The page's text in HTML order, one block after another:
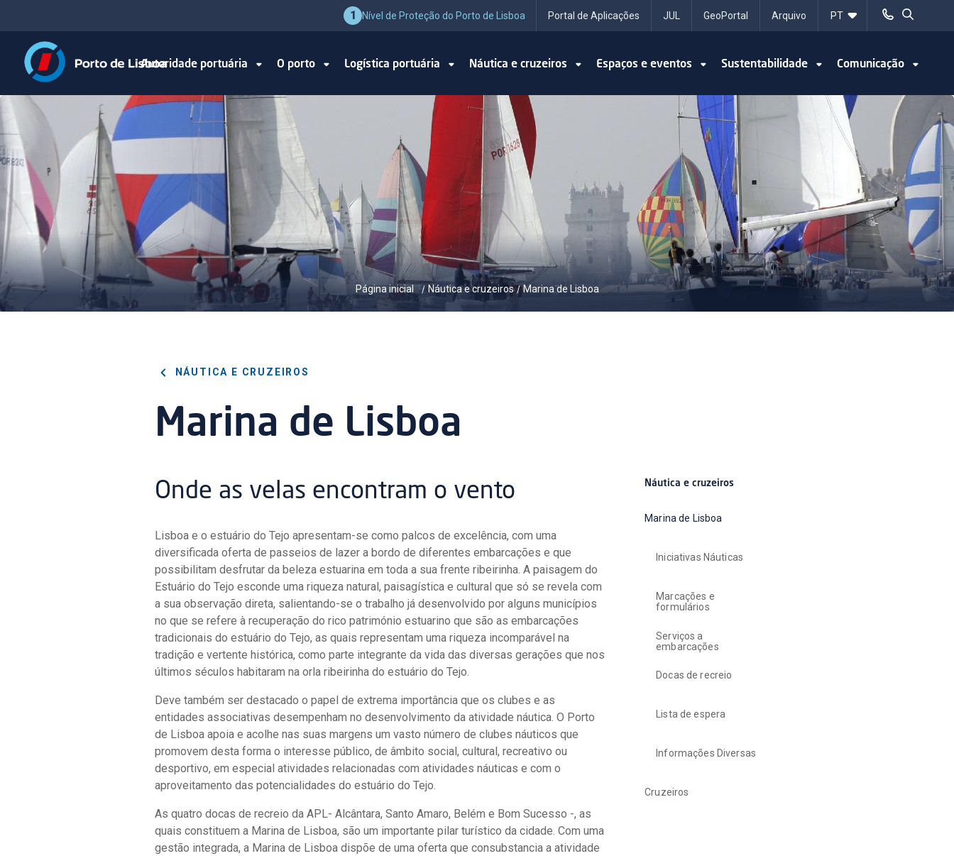
1 Nível de Proteção do Porto de Lisboa Portal de Aplicações JUL GeoPortal Arquivo
Autoridade portuária O porto Logística portuária Náutica e cruzeiros Espaços e eventos Sustentabilidade Comunicação
Página inicial / Náutica e cruzeiros/ Marina de Lisboa
NÁUTICA E CRUZEIROS
Marina de Lisboa
Onde as velas encontram o vento
Lisboa e o estuário do Tejo apresentam-se como palcos de excelência, com uma
diversificada oferta de passeios de lazer a bordo de diferentes embarcações e que
possibilitam desfrutar da beleza estuarina em toda a sua frente ribeirinha. A paisagem do
Estuário do Tejo esconde uma riqueza natural, paisagística e cultural que só se revela com
a sua observação direta, salientando-se o trabalho já desenvolvido por alguns municípios
no que se refere à recuperação do rico património estuarino que são as embarcações
tradicionais do estuário do Tejo, as quais representam uma riqueza incomparável na
tradição e vertente histórica, como parte integrante da vida das diversas gerações que nos
últimos séculos habitaram na orla ribeirinha do estuário do Tejo.
Deve também ser destacado o papel de extrema importância que os clubes e as
entidades associativas desempenham no desenvolvimento da atividade náutica. O Porto
de Lisboa apoia e acolhe nas suas margens um vasto número de clubes náuticos que
promovem desta forma o interesse público, de âmbito social, cultural, recreativo ou
desportivo, em especial atividades relacionadas com atividades náuticas e com o
aproveitamento das potencialidades do estuário do Tejo.
As quatro docas de recreio da APL- Alcântara, Santo Amaro, Belém e Bom Sucesso -, as
quais constituem a Marina de Lisboa, são um importante pilar turístico da cidade. Com uma
gestão integrada, a Marina de Lisboa dispõe de uma oferta que consubstancia a atividade
Náutica e cruzeiros
Marina de Lisboa
Iniciativas Náuticas
Marcações e
formulários
Serviços a
embarcações
Docas de recreio
Lista de espera
Informações Diversas
Cruzeiros